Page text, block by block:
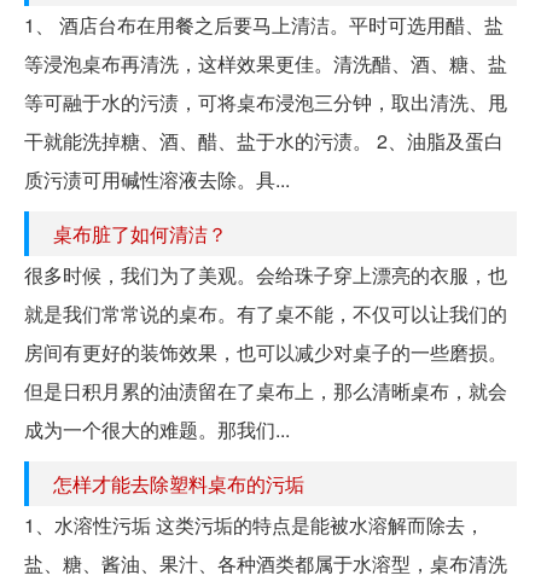
1、 酒店台布在用餐之后要马上清洁。平时可选用醋、盐
等浸泡桌布再清洗，这样效果更佳。清洗醋、酒、糖、盐
等可融于水的污渍，可将桌布浸泡三分钟，取出清洗、甩
干就能洗掉糖、酒、醋、盐于水的污渍。 2、油脂及蛋白
质污渍可用碱性溶液去除。具...
桌布脏了如何清洁？
很多时候，我们为了美观。会给珠子穿上漂亮的衣服，也
就是我们常常说的桌布。有了桌不能，不仅可以让我们的
房间有更好的装饰效果，也可以减少对桌子的一些磨损。
但是日积月累的油渍留在了桌布上，那么清晰桌布，就会
成为一个很大的难题。那我们...
怎样才能去除塑料桌布的污垢
1、水溶性污垢 这类污垢的特点是能被水溶解而除去，
盐、糖、酱油、果汁、各种酒类都属于水溶型，桌布清洗